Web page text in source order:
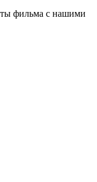
фильма с нашими